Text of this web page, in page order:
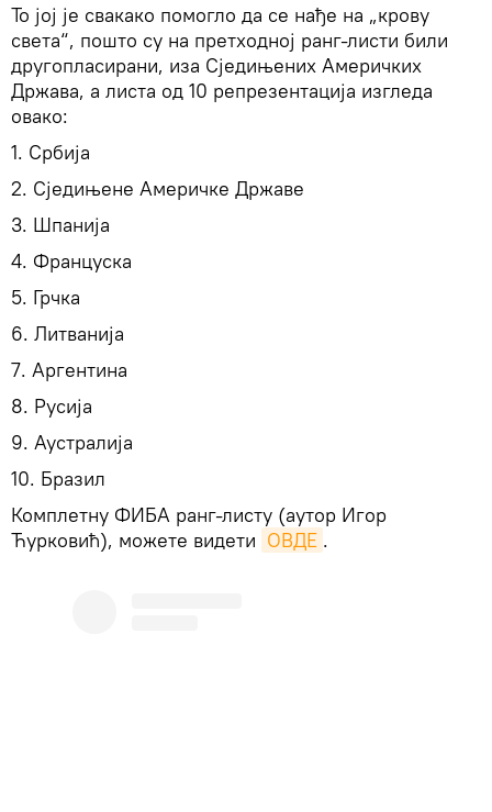
​То јој је свакако помогло да се нађе на „крову
света“, пошто су на претходној ранг-листи били
другопласирани, иза Сједињених Америчких
Држава, а листа од 10 репрезентацијa изгледа
овако:
1. Србија
2. Сједињене Америчке Државе
3. Шпанија
4. Француска
5. Грчка
6. Литванија
7. Аргентина
8. Русија
9. Аустралија
10. Бразил
Комплетну ФИБА ранг-листу (аутор Игор
Ћурковић), можете видети ОВДЕ .